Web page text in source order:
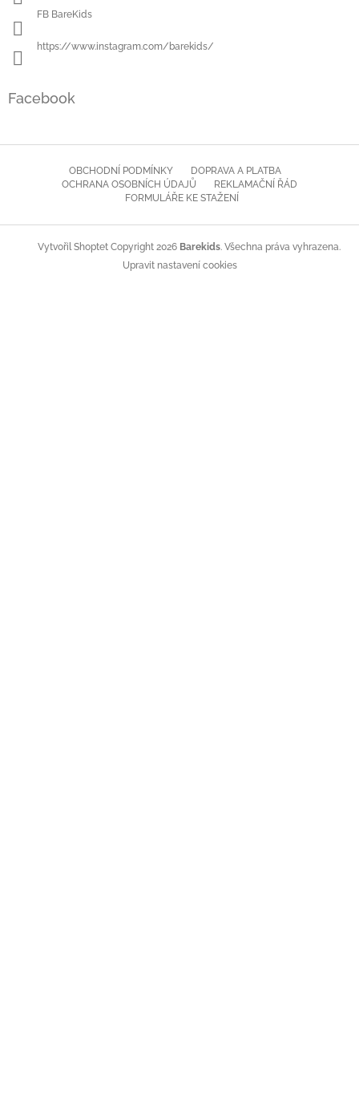
FB BareKids
https://www.instagram.com/barekids/
Facebook
OBCHODNÍ PODMÍNKY
DOPRAVA A PLATBA
OCHRANA OSOBNÍCH ÚDAJŮ
REKLAMAČNÍ ŘÁD
FORMULÁŘE KE STAŽENÍ
Vytvořil Shoptet Copyright 2026 Barekids. Všechna práva vyhrazena.
Upravit nastavení cookies